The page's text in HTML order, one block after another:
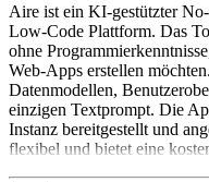
Aire ist ein KI-gestützter
Low-Code Plattform. Das
ohne
Web-Apps erstellen
Datenmodellen,
einzigen Textprompt. Die
Instanz bereitgestellt und
flexibel und bietet eine